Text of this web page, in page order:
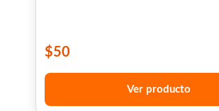
$50
Ver producto